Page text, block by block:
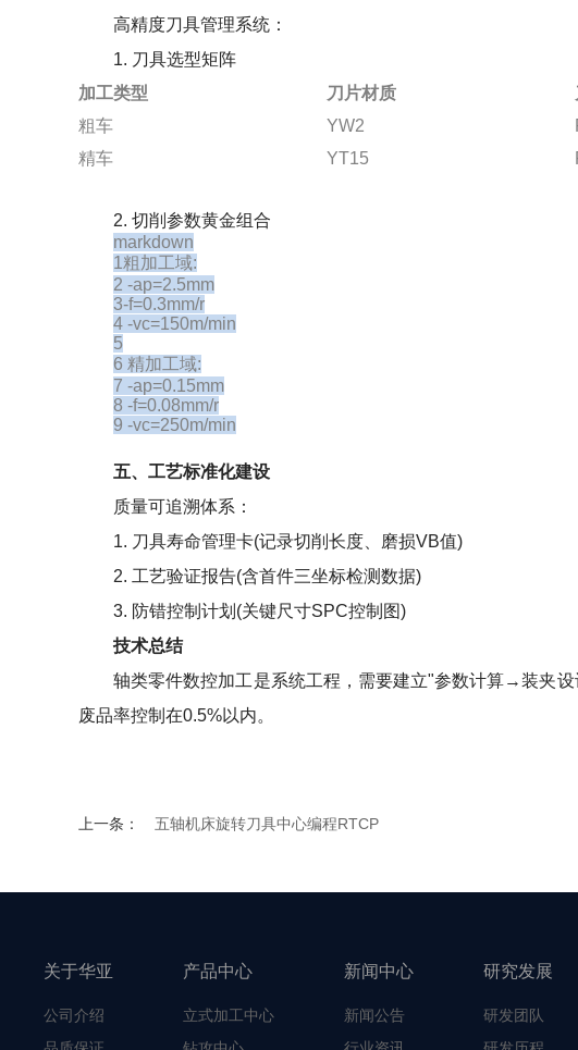
高精度刀具管理系统：
1. 刀具选型矩阵
加工类型
刀片材质
粗车
YW2
精车
YT15
2. 切削参数黄金组合
markdown
1粗加工域:
2 -ap=2.5mm
3-f=0.3mm/r
4 -vc=150m/min
5
6 精加工域:
7 -ap=0.15mm
8 -f=0.08mm/r
9 -vc=250m/min
五、工艺标准化建设
质量可追溯体系：
1. 刀具寿命管理卡(记录切削长度、磨损VB值)
2. 工艺验证报告(含首件三坐标检测数据)
3. 防错控制计划(关键尺寸SPC控制图)
技术总结
轴类零件数控加工是系统工程，需要建立"参数计算→装夹设
废品率控制在0.5%以内。
上一条： 五轴机床旋转刀具中心编程RTCP
关于华亚
公司介绍
产品中心
立式加工中心
新闻中心
新闻公告
研究发展
研发团队